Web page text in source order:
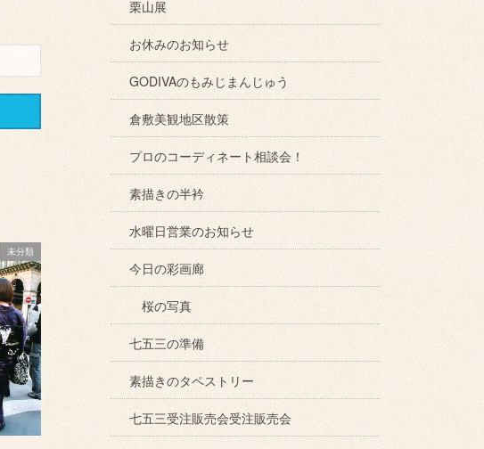
未分類
栗山展
お休みのお知らせ
GODIVAのもみじまんじゅう
倉敷美観地区散策
プロのコーディネート相談会！
素描きの半衿
水曜日営業のお知らせ
今日の彩画廊
桜の写真
七五三の準備
素描きのタペストリー
七五三受注販売会受注販売会